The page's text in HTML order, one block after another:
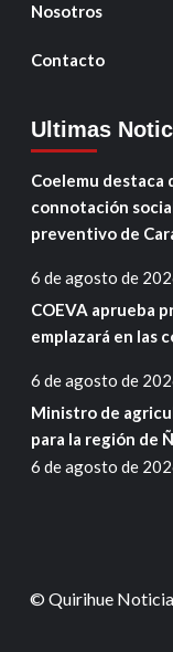
Nosotros
Contacto
Ultimas
Coelemu destaca
connotación
preventivo de
6 de agosto de
COEVA aprueba
emplazará en las
6 de agosto de
Ministro de
para la región de
6 de agosto de